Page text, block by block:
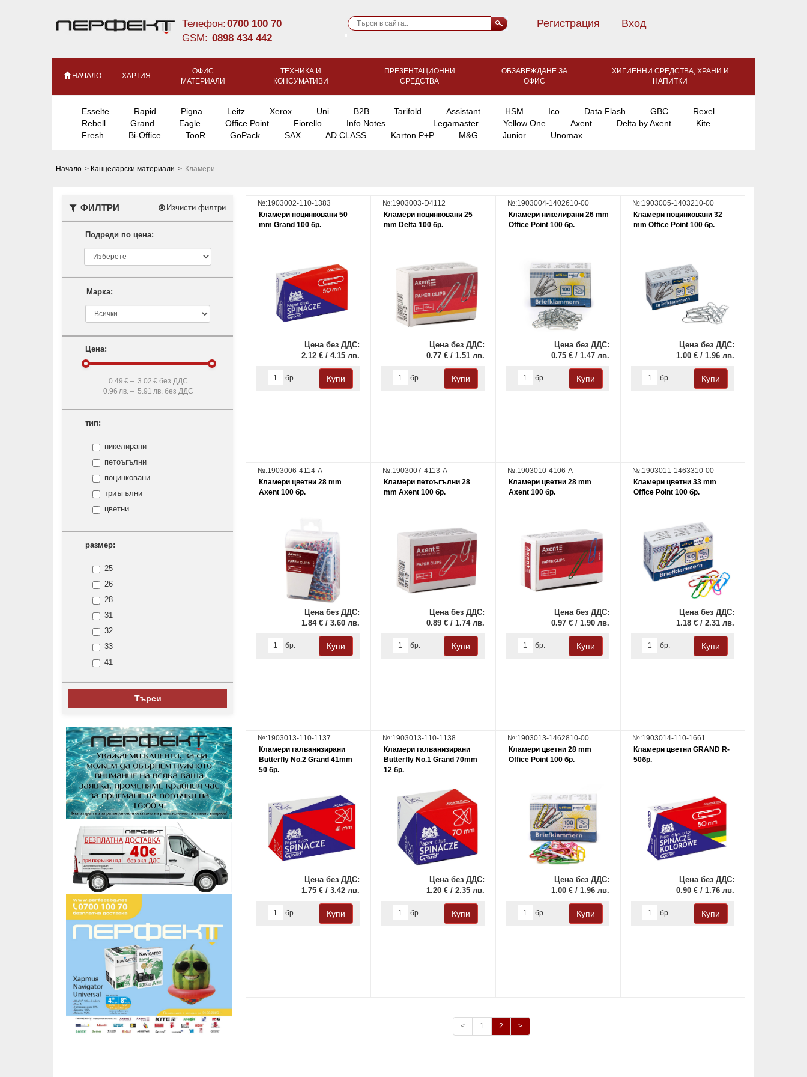
Телефон:0700 100 70
GSM: 0898 434 442
Регистрация Вход
НАЧАЛО ХАРТИЯ
ОФИС
МАТЕРИАЛИ
ТЕХНИКА И
КОНСУМАТИВИ
ПРЕЗЕНТАЦИОННИ
СРЕДСТВА
ОБЗАВЕЖДАНЕ ЗА
ОФИС
ХИГИЕННИ СРЕДСТВА, ХРАНИ И
НАПИТКИ
Esselte Rapid Pigna Leitz Xerox Uni B2B Tarifold Assistant HSM Ico Data Flash GBC
Rexel
Rebell
Grand Eagle Office Point Fiorello Info Notes Legamaster Yellow One Axent Delta by Axent
Kite
Fresh
Bi-Office TooR GoPack SAX AD CLASS Karton P+P M&G Junior Unomax
Начало > Канцеларски материали > Кламери
ФИЛТРИ Изчисти филтри
Подреди по цена:
Марка:
Цена:
0.49 € – 3.02 € без ДДС
0.96 лв. – 5.91 лв. без ДДС
тип:
никелирани
петоъгълни
поцинковани
триъгълни
цветни
размер:
25
26
28
31
32
33
41
78
Търси
№:1903002-110-1383
Кламери поцинковани 50
mm Grand 100 бр.
Цена без ДДС:
2.12 € / 4.15 лв.
бр.
№:1903003-D4112
Кламери поцинковани 25
mm Delta 100 бр.
Цена без ДДС:
0.77 € / 1.51 лв.
бр.
№:1903004-1402610-00
Кламери никелирани 26 mm
Office Point 100 бр.
Цена без ДДС:
0.75 € / 1.47 лв.
бр.
№:1903005-1403210-00
Кламери поцинковани 32
mm Office Point 100 бр.
Цена без ДДС:
1.00 € / 1.96 лв.
бр.
№:1903006-4114-A
Кламери цветни 28 mm
Axent 100 бр.
Цена без ДДС:
1.84 € / 3.60 лв.
бр.
№:1903007-4113-A
Кламери петоъгълни 28
mm Axent 100 бр.
Цена без ДДС:
0.89 € / 1.74 лв.
бр.
№:1903010-4106-A
Кламери цветни 28 mm
Axent 100 бр.
Цена без ДДС:
0.97 € / 1.90 лв.
бр.
№:1903011-1463310-00
Кламери цветни 33 mm
Office Point 100 бр.
Цена без ДДС:
1.18 € / 2.31 лв.
бр.
№:1903013-110-1137
Кламери галванизирани
Butterfly No.2 Grand 41mm
50 бр.
Цена без ДДС:
1.75 € / 3.42 лв.
бр.
№:1903013-110-1138
Кламери галванизирани
Butterfly No.1 Grand 70mm
12 бр.
Цена без ДДС:
1.20 € / 2.35 лв.
бр.
№:1903013-1462810-00
Кламери цветни 28 mm
Office Point 100 бр.
Цена без ДДС:
1.00 € / 1.96 лв.
бр.
№:1903014-110-1661
Кламери цветни GRAND R-
50бр.
Цена без ДДС:
0.90 € / 1.76 лв.
бр.
< 1 2 >